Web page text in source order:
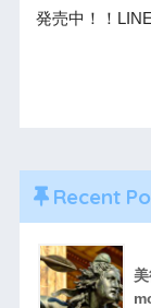
発売中！！
Recent